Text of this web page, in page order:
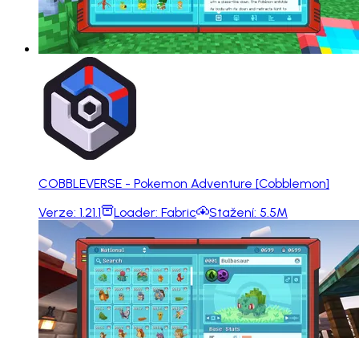
COBBLEVERSE - Pokemon Adventure [Cobblemon]
Verze: 1.21.1 Loader: Fabric Stažení: 5.5M